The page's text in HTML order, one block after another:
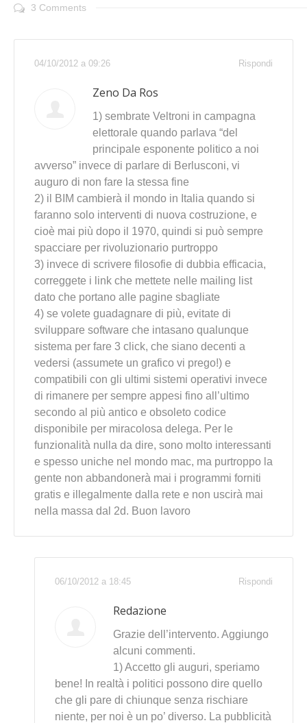
3 Comments
Rispondi
04/10/2012 a 09:26
Zeno Da Ros
1) sembrate Veltroni in campagna
elettorale quando parlava “del
principale esponente politico a noi
avverso” invece di parlare di Berlusconi, vi
auguro di non fare la stessa fine
2) il BIM cambierà il mondo in Italia quando si
faranno solo interventi di nuova costruzione, e
cioè mai più dopo il 1970, quindi si può sempre
spacciare per rivoluzionario purtroppo
3) invece di scrivere filosofie di dubbia efficacia,
correggete i link che mettete nelle mailing list
dato che portano alle pagine sbagliate
4) se volete guadagnare di più, evitate di
sviluppare software che intasano qualunque
sistema per fare 3 click, che siano decenti a
vedersi (assumete un grafico vi prego!) e
compatibili con gli ultimi sistemi operativi invece
di rimanere per sempre appesi fino all’ultimo
secondo al più antico e obsoleto codice
disponibile per miracolosa delega. Per le
funzionalità nulla da dire, sono molto interessanti
e spesso uniche nel mondo mac, ma purtroppo la
gente non abbandonerà mai i programmi forniti
gratis e illegalmente dalla rete e non uscirà mai
nella massa dal 2d. Buon lavoro
Rispondi
06/10/2012 a 18:45
Redazione
Grazie dell’intervento. Aggiungo
alcuni commenti.
1) Accetto gli auguri, speriamo
bene! In realtà i politici possono dire quello
che gli pare di chiunque senza rischiare
niente, per noi è un po’ diverso. La pubblicità